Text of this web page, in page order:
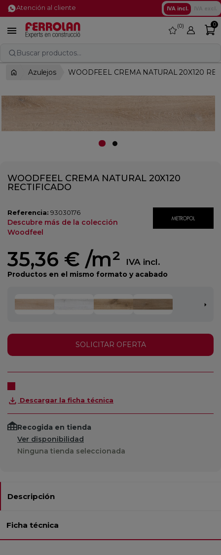
Atención al cliente IVA incl.
 favorite
0 0
Buscar productos...
Azulejos WOODFEEL CREMA NATURAL 20X120
WOODFEEL CREMA NATURAL 20X120
RECTIFICADO
Referencia: 93030176
Descubre más de la colección
Woodfeel
35,36 € /m² IVA incl.
Productos en el mismo formato y acabado
SOLICITAR OFERTA
Descargar la ficha técnica
Recogida en tienda
Ver disponibilidad
Ninguna tienda seleccionada
Descripción
Ficha técnica